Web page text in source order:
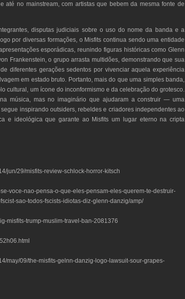
até no mainstream, com artistas que bebem da mesma fonte de
disputas judiciais sobre o uso do nome da banda e a
por diversas formações, o Misfits continua sendo uma entidade
esporádicas, reunindo figuras históricas como Glenn
Frankenstein, o grupo arrasta multidões, demonstrando que sua
diferentes gerações sedentos por vivenciar aquela experiência
em estado bruto. Portanto, mais do que uma simples banda,
cultural, um ícone do inconformismo e da celebração do grotesco.
música, mas no imaginário que ajudaram a construir — uma
inspirando outsiders, rebeldes e criadores independentes ao
e ideológica que garante ao Misfits um lugar eterno na cripta
jun/29/misfits-review-schlock-horror-kitsch
voce-nao-pensa-o-que-eles-pensam-eles-querem-te-destruir-
sao-todos-fscists-idiotas-diz-glenn-danzig/amp/
misfits-trump-muslim-travel-ban-2081376
may/09/the-misfits-gelnn-danzig-logo-lawsuit-sour-grapes-